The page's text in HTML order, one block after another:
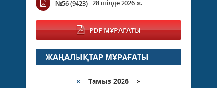
№56 (9423) 28 шілде 2026 ж.
PDF МҰРАҒАТЫ
ЖАҢАЛЫҚТАР МҰРАҒАТЫ
« Тамыз 2026 »